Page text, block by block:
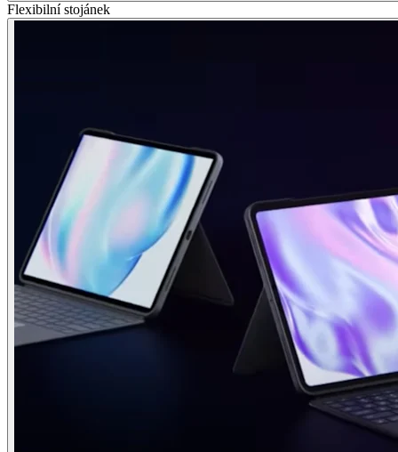
Flexibilní stojánek